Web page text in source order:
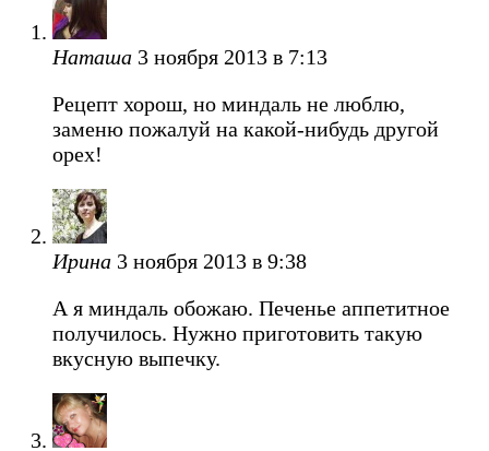
Наташа 3 ноября 2013 в 7:13
Рецепт хорош, но миндаль не люблю,
заменю пожалуй на какой-нибудь другой
орех!
Ирина 3 ноября 2013 в 9:38
А я миндаль обожаю. Печенье аппетитное
получилось. Нужно приготовить такую
вкусную выпечку.